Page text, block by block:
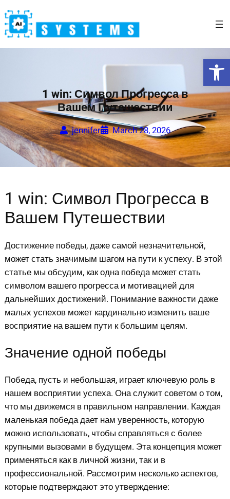
to
content
1 win: Символ Прогресса в
Вашем Путешествии
jennifer March 28, 2026
1 win: Символ Прогресса в
Вашем Путешествии
Достижение победы, даже самой незначительной,
может стать значимым шагом на пути к успеху. В этой
статье мы обсудим, как одна победа может стать
символом вашего прогресса и мотивацией для
дальнейших достижений. Понимание важности даже
малых успехов может кардинально изменить ваше
восприятие на вашем пути к большим целям.
Значение одной победы
Победа, пусть и небольшая, играет ключевую роль в
нашем восприятии успеха. Она служит советом о том,
что мы движемся в правильном направлении. Каждая
маленькая победа дает нам уверенность, которую
можно использовать, чтобы справляться с более
крупными вызовами в будущем. Эта концепция может
применяться как в личной жизни, так и в
профессиональной. Рассмотрим несколько аспектов,
которые подтверждают это утверждение: